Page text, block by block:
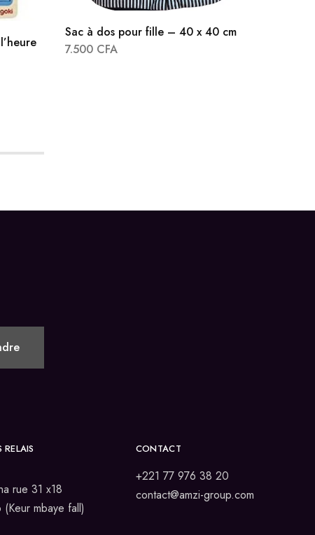
Sac à dos pour fille – 40 x 40 cm
7.500 CFA
rue 31 x18
mbaye fall)
CONTACT
+221 77 976 38 20
contact@amzi-group.com